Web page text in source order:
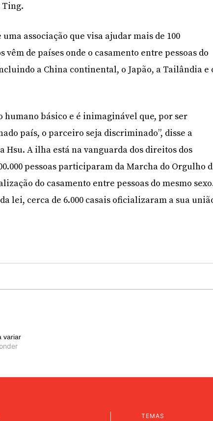
Ting.
associação que visa ajudar mais de 100
de países onde o casamento entre pessoas do
a China continental, o Japão, a Tailândia e
humano básico e é inimaginável que, por ser
país, o parceiro seja discriminado”, disse a
Hsu. A ilha está na vanguarda dos direitos dos
pessoas participaram da Marcha do Orgulho
do casamento entre pessoas do mesmo
lei, cerca de 6.000 casais oficializaram a sua
variar
TEMAS